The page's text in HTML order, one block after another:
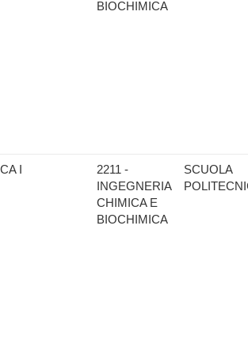
BIOCHIMICA
I
2211 -
INGEGNERIA
CHIMICA E
BIOCHIMICA
SCUOLA